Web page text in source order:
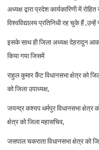
अध्यक्ष द्वारा प्रदेश कार्यकारिणी में
विश्वविद्यालय प्रतिनिधी रह चुके हैं
इसके साथ ही जिला अध्यक्ष देहरादून
किया गया जिसमें
राहुल कुमार कैंट विधानसभा क्षेत्र को
को जिला उपाध्यक्ष,
जयन्द्र कश्यप धर्मपुर विधानसभा क्षेत्र
क्षेत्र को जिला महासचिव,
जसपाल चकराता विधानसभा क्षेत्र को